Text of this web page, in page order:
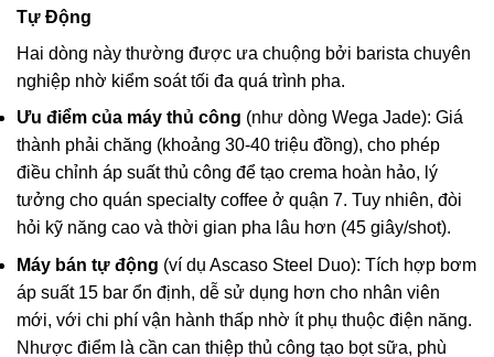
Tự Động
Hai dòng này thường được ưa chuộng bởi barista chuyên
nghiệp nhờ kiểm soát tối đa quá trình pha.
Ưu điểm của máy thủ công (như dòng Wega Jade): Giá
thành phải chăng (khoảng 30-40 triệu đồng), cho phép
điều chỉnh áp suất thủ công để tạo crema hoàn hảo, lý
tưởng cho quán specialty coffee ở quận 7. Tuy nhiên, đòi
hỏi kỹ năng cao và thời gian pha lâu hơn (45 giây/shot).
Máy bán tự động (ví dụ Ascaso Steel Duo): Tích hợp bơm
áp suất 15 bar ổn định, dễ sử dụng hơn cho nhân viên
mới, với chi phí vận hành thấp nhờ ít phụ thuộc điện năng.
Nhược điểm là cần can thiệp thủ công tạo bọt sữa, phù